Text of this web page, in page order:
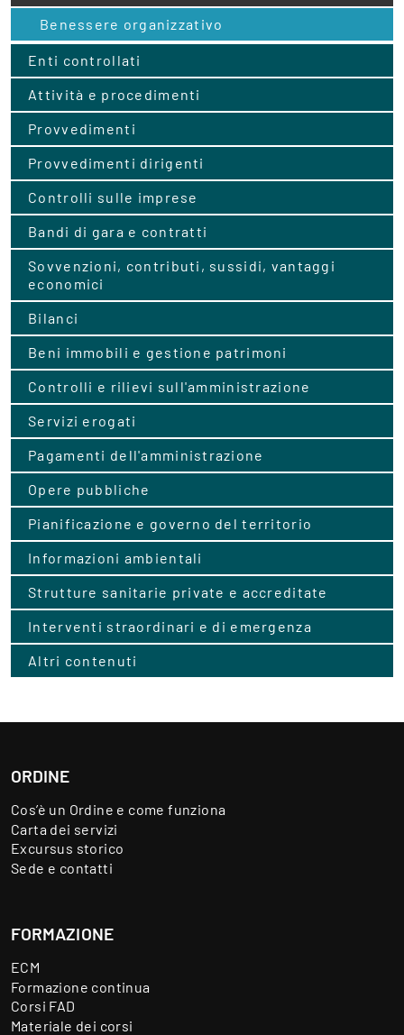
Benessere organizzativo
Enti controllati
Attività e procedimenti
Provvedimenti
Provvedimenti dirigenti
Controlli sulle imprese
Bandi di gara e contratti
Sovvenzioni, contributi, sussidi, vantaggi
economici
Bilanci
Beni immobili e gestione patrimoni
Controlli e rilievi sull'amministrazione
Servizi erogati
Pagamenti dell'amministrazione
Opere pubbliche
Pianificazione e governo del territorio
Informazioni ambientali
Strutture sanitarie private e accreditate
Interventi straordinari e di emergenza
Altri contenuti
ORDINE
Cos’è un Ordine e come funziona
Carta dei servizi
Excursus storico
Sede e contatti
FORMAZIONE
ECM
Formazione continua
Corsi FAD
Materiale dei corsi